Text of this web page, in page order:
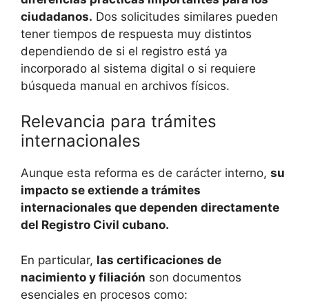
ciudadanos. Dos solicitudes similares pueden
tener tiempos de respuesta muy distintos
dependiendo de si el registro está ya
incorporado al sistema digital o si requiere
búsqueda manual en archivos físicos.
Relevancia para trámites
internacionales
Aunque esta reforma es de carácter interno, su
impacto se extiende a trámites
internacionales que dependen directamente
del Registro Civil cubano.
En particular, las certificaciones de
nacimiento y filiación son documentos
esenciales en procesos como: